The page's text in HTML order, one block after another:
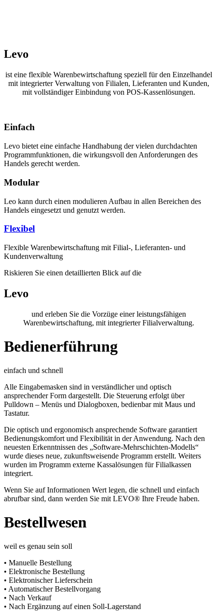
Levo
ist eine flexible Warenbewirtschaftung speziell für den Einzelhandel
mit integrierter Verwaltung von Filialen, Lieferanten und Kunden,
mit vollständiger Einbindung von POS-Kassenlösungen.
Einfach
Levo bietet eine einfache Handhabung der vielen durchdachten
Programmfunktionen, die wirkungsvoll den Anforderungen des
Handels gerecht werden.
Modular
Leo kann durch einen modulieren Aufbau in allen Bereichen des
Handels eingesetzt und genutzt werden.
Flexibel
Flexible Warenbewirtschaftung mit Filial-, Lieferanten- und
Kundenverwaltung
Riskieren Sie einen detaillierten Blick auf die
Levo
und erleben Sie die Vorzüge einer leistungsfähigen
Warenbewirtschaftung, mit integrierter Filialverwaltung.
Bedienerführung
einfach und schnell
Alle Eingabemasken sind in verständlicher und optisch
ansprechender Form dargestellt. Die Steuerung erfolgt über
Pulldown – Menüs und Dialogboxen, bedienbar mit Maus und
Tastatur.
Die optisch und ergonomisch ansprechende Software garantiert
Bedienungskomfort und Flexibilität in der Anwendung. Nach den
neuesten Erkenntnissen des „Software-Mehrschichten-Modells“
wurde dieses neue, zukunftsweisende Programm erstellt. Weiters
wurden im Programm externe Kassalösungen für Filialkassen
integriert.
Wenn Sie auf Informationen Wert legen, die schnell und einfach
abrufbar sind, dann werden Sie mit LEVO® Ihre Freude haben.
Bestellwesen
weil es genau sein soll
• Manuelle Bestellung
• Elektronische Bestellung
• Elektronischer Lieferschein
• Automatischer Bestellvorgang
• Nach Verkauf
• Nach Ergänzung auf einen Soll-Lagerstand